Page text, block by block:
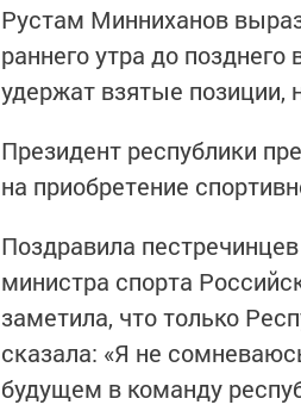
Рустам Минниханов
раннего утра до
удержат взятые позиции,
Президент республики
на приобретение
Поздравила
министра спорта
заметила, что только
сказала: «Я не
будущем в команду